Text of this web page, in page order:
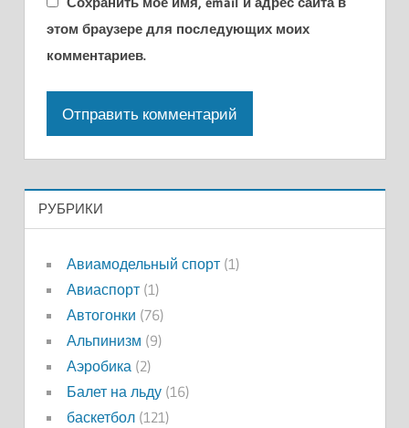
этом браузере для последующих моих
комментариев.
РУБРИКИ
Авиамодельный спорт(1)
Авиаспорт(1)
Автогонки (76)
Альпинизм (9)
Аэробика(2)
Балет на льду(16)
баскетбол(121)